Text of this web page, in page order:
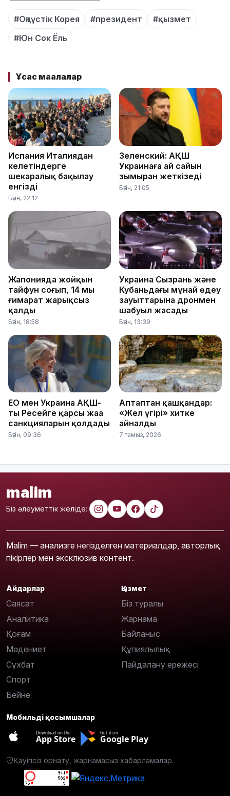
#Оңтүстік Корея #президент
#қызмет
#Юн Сок Ёль
Ұқсас мақалалар
Испания Италиядан
келетіндерге
шекаралық бақылау
енгізді
Бүгін, 22:12
Зеленский: АҚШ
Украинаға ай сайын
зымыран жеткізеді
Бүгін, 21:05
Жапонияда жойқын
тайфун соғып, 14 мың
ғимарат жарықсыз
қалды
Бүгін, 18:58
Украина Сызрань және
Кубаньдағы мұнай өңдеу
зауыттарына дронмен
шабуыл жасады
Бүгін, 13:39
ЕО мен Украина АҚШ-
тың Ресейге қарсы жаңа
санкцияларын қолдады
Бүгін, 09:36
Аптаптан қашқандар:
«Жел үңгірі» хитке
айналды
7 тамыз, 2026
malim
Біз әлеуметтік желіде:
Malim — анализге негізделген материалдар, авторлық
пікірлер мен эксклюзив контент.
Айдарлар
Саясат
Аналитика
Қоғам
Мәдениет
Сұхбат
Спорт
Бейне
Қызмет
Біз туралы
Жарнама
Байланыс
Құпиялылық
Пайдалану ережесі
Мобильді қосымшалар
Download on the
App Store
Get it on
Google Play
Қауіпсіз орнату, жарнамасыз хабарламалар.